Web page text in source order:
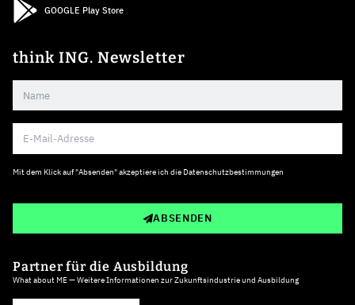
GOOGLE Play Store
think ING. Newsletter
Mit dem Klick auf "Absenden" akzeptiere ich die Datenschutzbestimmungen
ABSENDEN
Partner für die Ausbildung
What about ME — Weitere Informationen zur Zukunftsindustrie und Ausbildung